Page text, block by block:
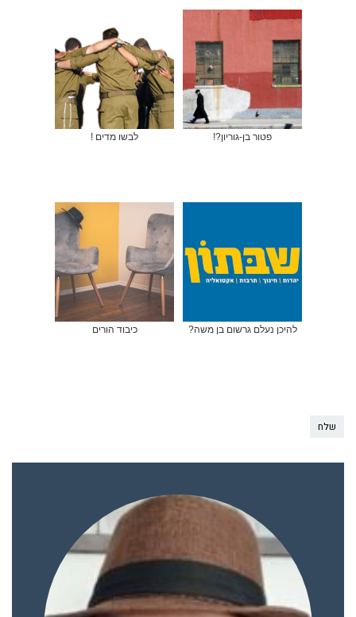
פטור בן-גוריון?! לבשו מדים !
להיכן נעלם גרשום בן משה? כיבוד הורים
שלח